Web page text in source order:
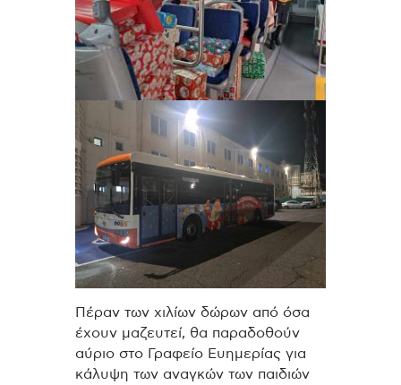
Πέραν των χιλίων δώρων από όσα
έχουν μαζευτεί, θα παραδοθούν
αύριο στο Γραφείο Ευημερίας για
κάλυψη των αναγκών των παιδιών